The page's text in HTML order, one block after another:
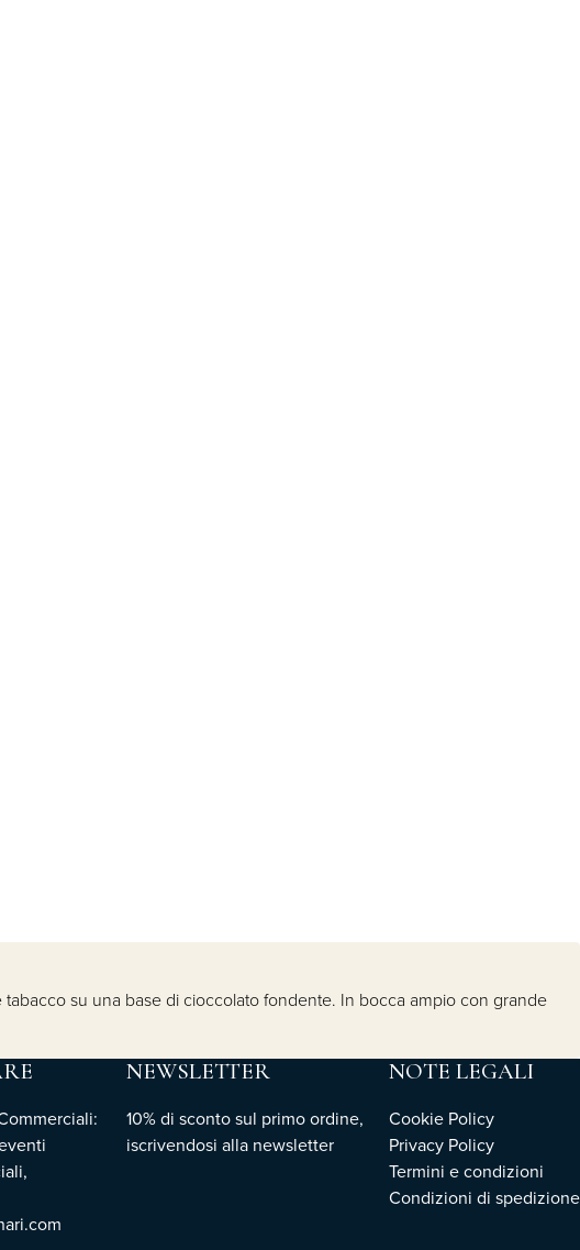
su una base di cioccolato fondente. In bocca ampio con grande
NEWSLETTER
10% di sconto sul primo ordine,
iscrivendosi alla newsletter
NOTE LEGALI
Cookie Policy
Privacy Policy
Termini e condizioni
Condizioni di spedizione